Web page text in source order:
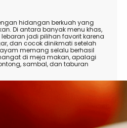
hidangan berkuah yang
Di antara banyak menu khas,
jadi pilihan favorit karena
dan cocok dinikmati setelah
memang selalu berhasil
di meja makan, apalagi
sambal, dan taburan